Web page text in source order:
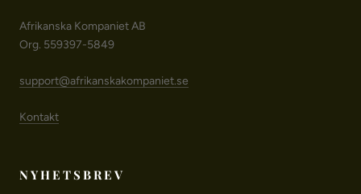
Afrikanska Kompaniet AB
Org. 559397-5849
support@afrikanskakompaniet.se
Kontakt
NYHETSBREV